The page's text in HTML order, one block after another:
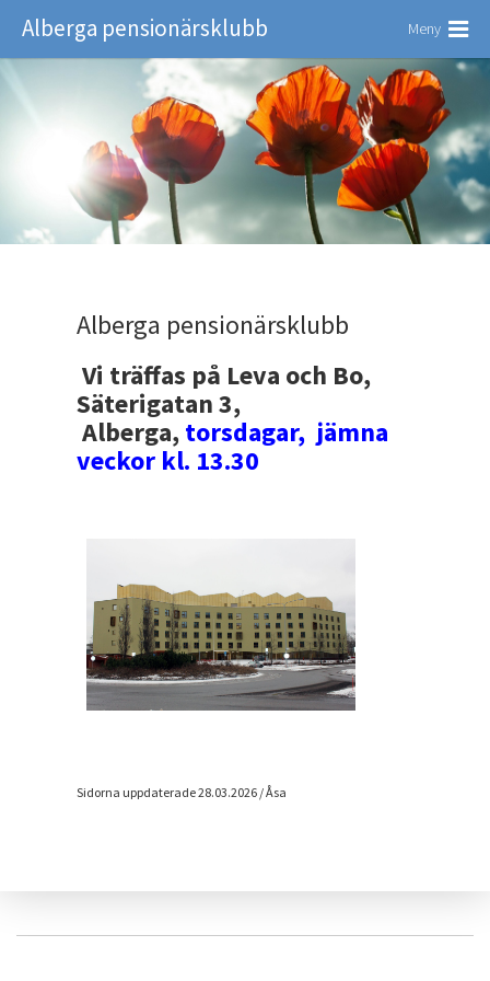
Alberga pensionärsklubb Meny
Alberga pensionärsklubb
Vi träffas på Leva och Bo,
Säterigatan 3,
Alberga,torsdagar, jämna
veckor kl. 13.30
Sidorna uppdaterade 28.03.2026 / Åsa